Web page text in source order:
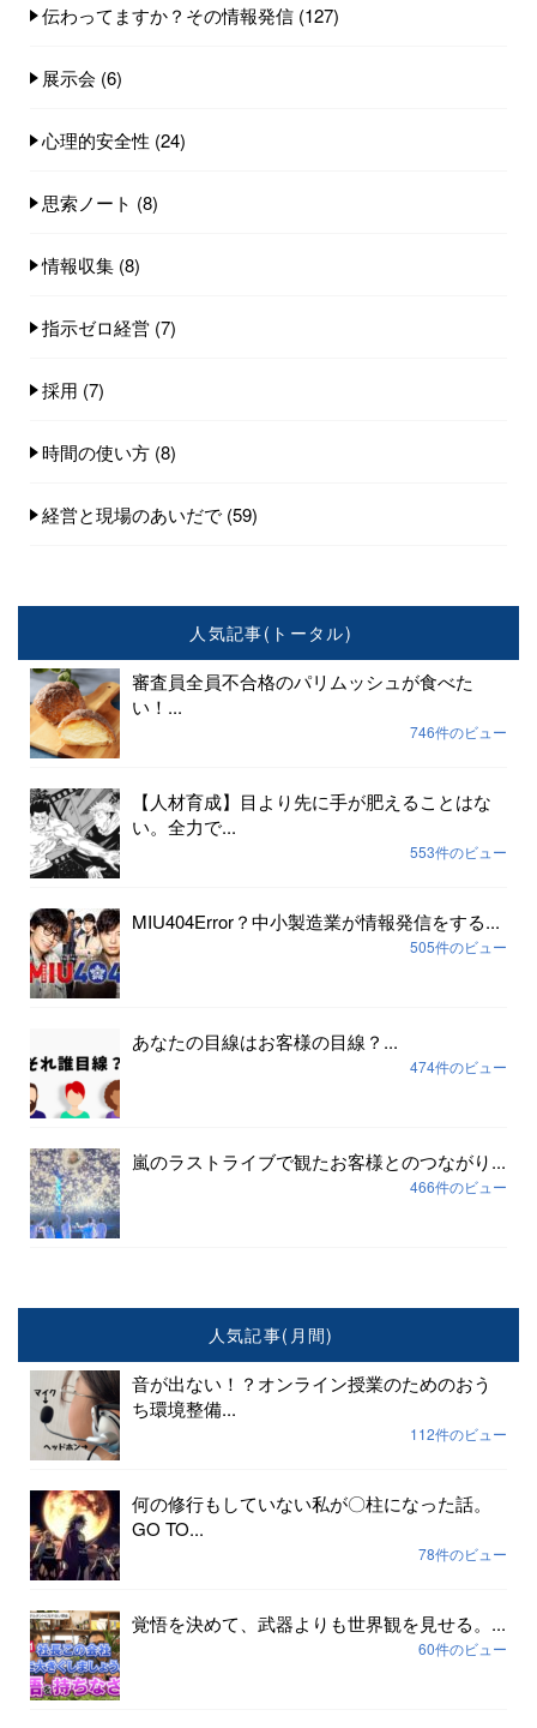
伝わってますか？その情報発信 (127)
展示会 (6)
心理的安全性 (24)
思索ノート (8)
情報収集 (8)
指示ゼロ経営 (7)
採用 (7)
時間の使い方 (8)
経営と現場のあいだで (59)
人気記事(トータル)
審査員全員不合格のパリムッシュが食べた
い！...
746件のビュー
【人材育成】目より先に手が肥えることはな
い。全力で...
553件のビュー
MIU404Error？中小製造業が情報発信をする...
505件のビュー
あなたの目線はお客様の目線？...
474件のビュー
嵐のラストライブで観たお客様とのつながり...
466件のビュー
人気記事(月間)
音が出ない！？オンライン授業のためのおう
ち環境整備...
112件のビュー
何の修行もしていない私が〇柱になった話。
GO TO...
78件のビュー
覚悟を決めて、武器よりも世界観を見せる。...
60件のビュー